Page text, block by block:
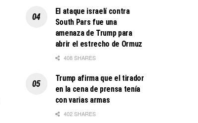
El ataque israelí contra
South Pars fue una
amenaza de Trump para
abrir el estrecho de Ormuz
408 SHARES
Trump afirma que el tirador
en la cena de prensa tenía
con varias armas
402 SHARES